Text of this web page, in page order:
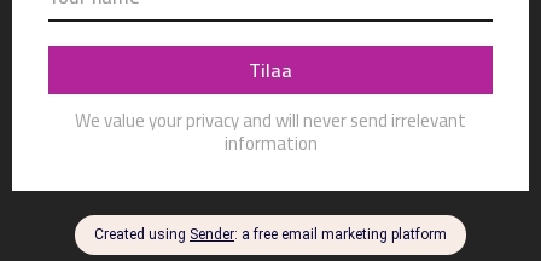
HINTA:
Kysy lisätietoja ja ilmoittaudu mukaan 25.3. mennessä!